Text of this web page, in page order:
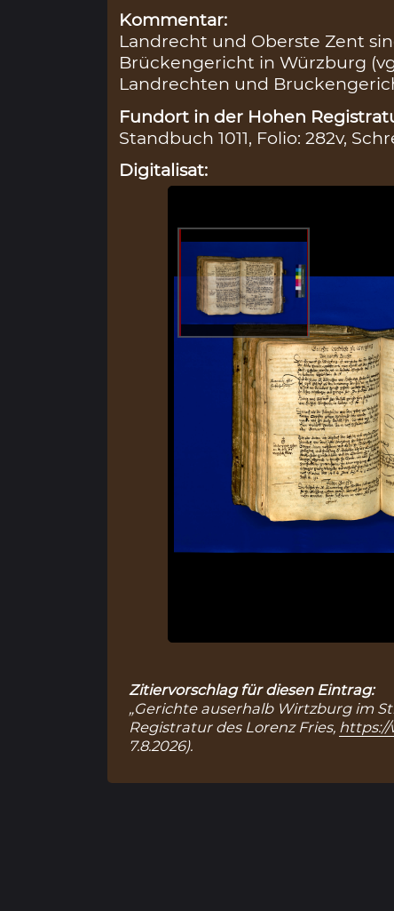
Kommentar:
Landrecht und Oberste Zent
Brückengericht in Würzburg
Landrechten und
Fundort in der Hohen
Standbuch 1011, Folio: 282v,
Digitalisat:
Zitiervorschlag für diesen Eintrag:
„Gerichte auserhalb Wirtzburg im
Registratur des Lorenz Fries, https://
7.8.2026).